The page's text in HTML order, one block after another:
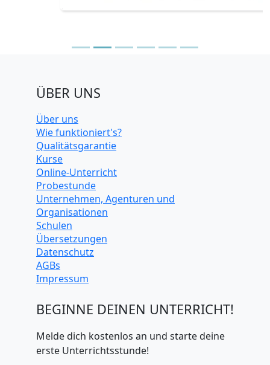
ÜBER UNS
Über uns
Wie funktioniert's?
Qualitätsgarantie
Kurse
Online-Unterricht
Probestunde
Unternehmen, Agenturen und
Organisationen
Schulen
Übersetzungen
Datenschutz
AGBs
Impressum
BEGINNE DEINEN UNTERRICHT!
Melde dich kostenlos an und starte deine
erste Unterrichtsstunde!